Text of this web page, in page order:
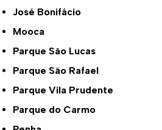
José Bonifácio
Mooca
Parque São Lucas
Parque São Rafael
Parque Vila Prudente
Parque do Carmo